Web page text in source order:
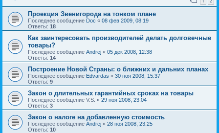
Проекция Звенигорода на тонком плане
Последнее сообщение Doc « 08 фев 2009, 08:19
Ответы: 18
Как заинтересовать производителей делать долговечные
товары?
Последнее сообщение Andrej « 05 дек 2008, 12:38
Ответы: 14
Построение Новой Страны: о ближних и дальних планах
Последнее сообщение Edvardas « 30 ноя 2008, 15:37
Ответы: 9
Закон о длительных гарантийных сроках на товары
Последнее сообщение V.S. « 29 ноя 2008, 23:04
Ответы: 3
Закон о налоге на добавленную стоимость
Последнее сообщение Andrej « 28 ноя 2008, 23:25
Ответы: 10